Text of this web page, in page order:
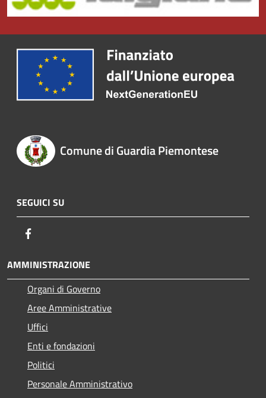
Comune di Guardia Piemontese
SEGUICI SU
AMMINISTRAZIONE
Organi di Governo
Aree Amministrative
Uffici
Enti e fondazioni
Politici
Personale Amministrativo